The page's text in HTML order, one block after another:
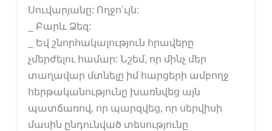
Սուվարյանը: Ողջո՛ւյն:
_ Բարև Ձեզ:
_ Եվ շնորհակալություն հրավերը
չմերժելու համար: Նշեմ, որ մինչ մեր
տաղավար մտնելը իմ հարցերի ամբողջ
հերթականությունը խառնվեց այն
պատճառով, որ պարզվեց, որ սերվիսի
մասին ընդունված տեսությունը